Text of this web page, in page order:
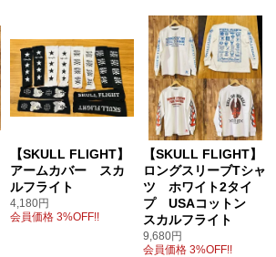
【SKULL FLIGHT】
アームカバー スカ
ルフライト
4,180円
会員価格 3%OFF!!
【SKULL FLIGHT】
ロングスリーブTシャ
ツ ホワイト2タイ
プ USAコットン
スカルフライト
9,680円
会員価格 3%OFF!!